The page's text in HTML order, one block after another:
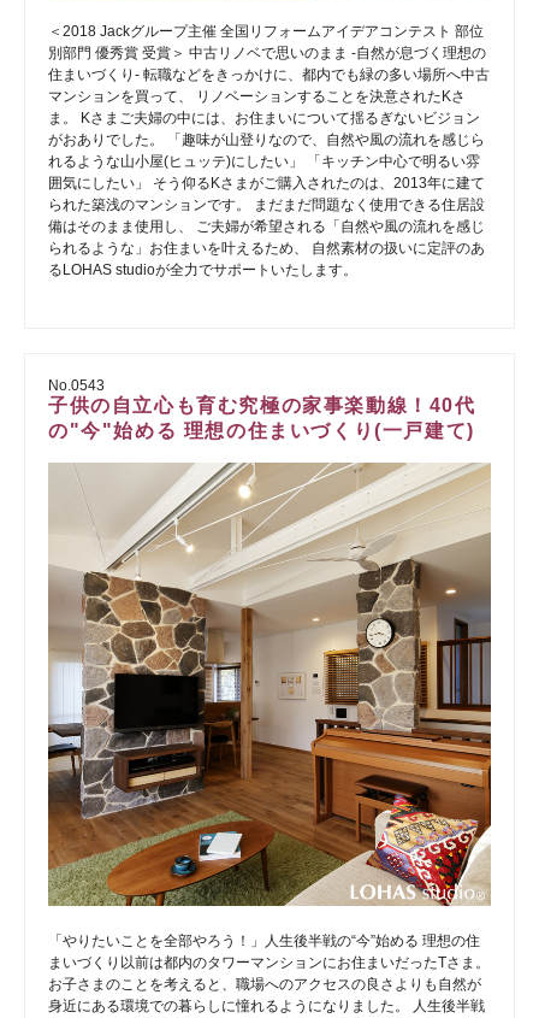
＜2018 Jackグループ主催 全国リフォームアイデアコンテスト 部位
別部門 優秀賞 受賞＞ 中古リノベで思いのまま -自然が息づく理想の
住まいづくり- 転職などをきっかけに、都内でも緑の多い場所へ中古
マンションを買って、 リノベーションすることを決意されたKさ
ま。 Kさまご夫婦の中には、お住まいについて揺るぎないビジョン
がおありでした。 「趣味が山登りなので、自然や風の流れを感じら
れるような山小屋(ヒュッテ)にしたい」 「キッチン中心で明るい雰
囲気にしたい」 そう仰るKさまがご購入されたのは、2013年に建て
られた築浅のマンションです。 まだまだ問題なく使用できる住居設
備はそのまま使用し、 ご夫婦が希望される「自然や風の流れを感じ
られるような」お住まいを叶えるため、 自然素材の扱いに定評のあ
るLOHAS studioが全力でサポートいたします。
No.0543
子供の自立心も育む究極の家事楽動線！40代
の"今"始める 理想の住まいづくり(一戸建て)
「やりたいことを全部やろう！」人生後半戦の“今”始める 理想の住
まいづくり以前は都内のタワーマンションにお住まいだったTさま。
お子さまのことを考えると、職場へのアクセスの良さよりも自然が
身近にある環境での暮らしに憧れるようになりました。 人生後半戦